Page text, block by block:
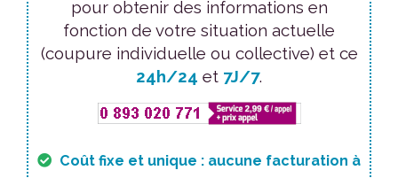
pour obtenir des informations en
fonction de votre situation actuelle
(coupure individuelle ou collective) et ce
24h/24 et 7J/7.
Coût fixe et unique : aucune facturation à